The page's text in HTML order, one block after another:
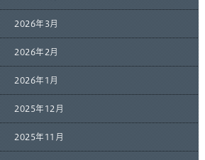
2026年3月
2026年2月
2026年1月
2025年12月
2025年11月